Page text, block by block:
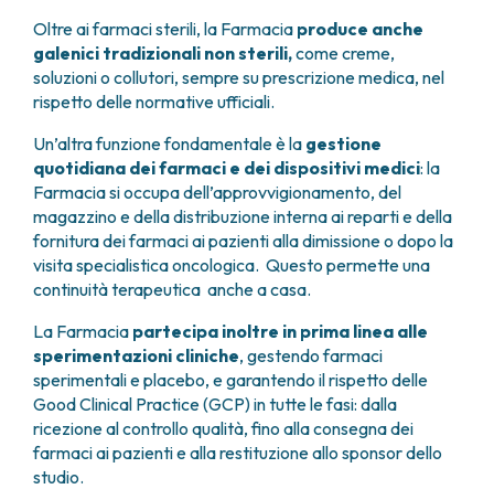
TUMORI DI PELLE, SANGUE E TESSUTI
LEUCEMIE ACUTE
LINFOMI
MELANOMI
METASTASI DEL SISTEMA NERVOSO CENTRALE
MIELOMI
NEOPLASIE MIELODISPLASTICHE
NEOPLASIE MIELOPROLIFERATIVE CRONICHE
SARCOMI E TUMORI RARI
TUMORI OSSEI
OTORINOLARINGOIATRIA
DIAGNOSTICA E SERVIZI
DIREZIONE ASSISTENZIALE E TECNICA
FARMACIA
FISICA SANITARIA
LABORATORIO ANALISI
MEDICINA NUCLEARE
RADIODIAGNOSTICA
RADIOTERAPIA
CARDIOLOGIA
DIETETICA E NUTRIZIONE CLINICA
GENETICA MEDICA
PNEUMOLOGIA
PSICOLOGIA
TERAPIA DEL DOLORE E CURE PALLIATIVE
Oltre ai farmaci sterili, la Farmacia produce anche
galenici tradizionali non sterili,come creme,
soluzioni o collutori, sempre su prescrizione medica, nel
rispetto delle normative ufficiali.
Un’altra funzione fondamentale è la gestione
quotidiana dei farmaci e dei dispositivi medici: la
Farmacia si occupa dell’approvvigionamento, del
magazzino e della distribuzione interna ai reparti e della
fornitura dei farmaci ai pazienti alla dimissione o dopo la
visita specialistica oncologica. Questo permette una
continuità terapeutica anche a casa.
La Farmacia partecipa inoltre in prima linea alle
sperimentazioni cliniche, gestendo farmaci
sperimentali e placebo, e garantendo il rispetto delle
Good Clinical Practice (GCP) in tutte le fasi: dalla
ricezione al controllo qualità, fino alla consegna dei
farmaci ai pazienti e alla restituzione allo sponsor dello
studio.